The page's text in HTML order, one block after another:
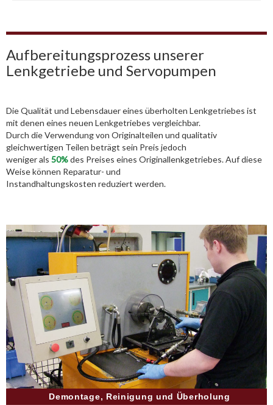
Aufbereitungsprozess unserer
Lenkgetriebe und Servopumpen
Die Qualität und Lebensdauer eines überholten Lenkgetriebes ist
mit denen eines neuen Lenkgetriebes vergleichbar.
Durch die Verwendung von Originalteilen und qualitativ
gleichwertigen Teilen beträgt sein Preis jedoch
weniger als 50%des Preises eines Originallenkgetriebes. Auf diese
Weise können Reparatur- und
Instandhaltungskosten reduziert werden.
Demontage, Reinigung und Überholung